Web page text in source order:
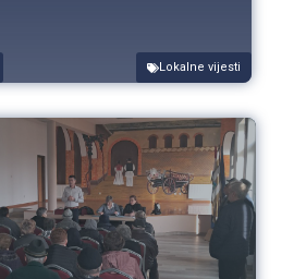
Lokalne vijesti